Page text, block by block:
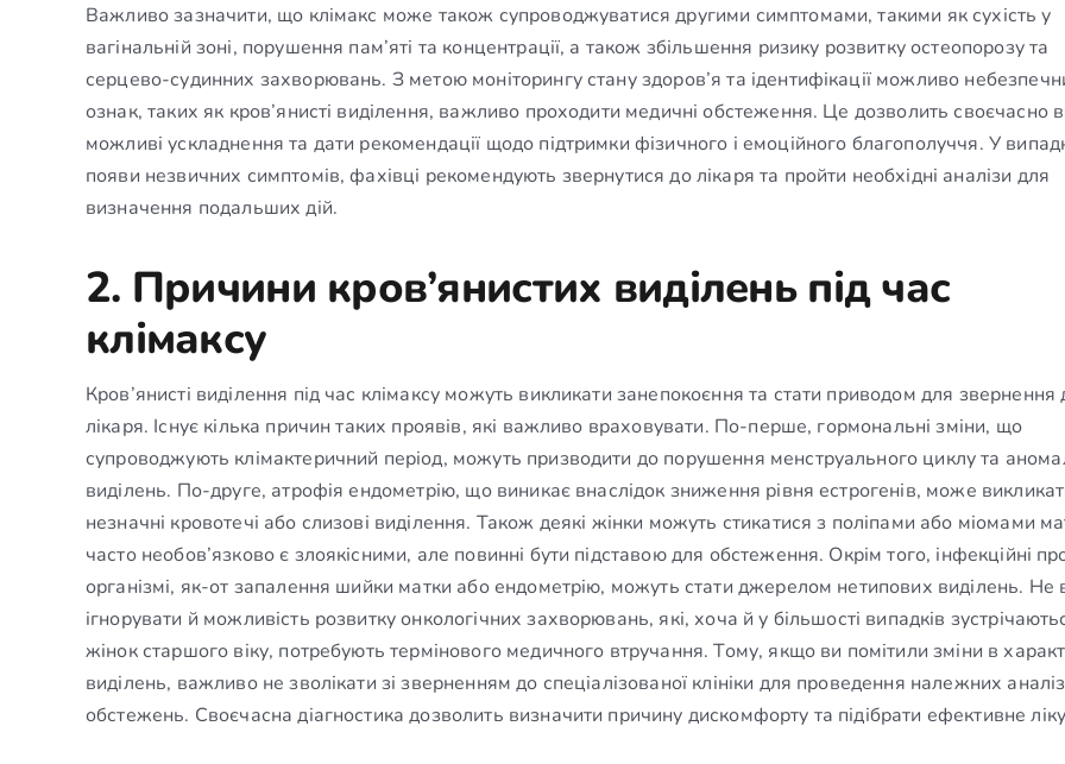
Важливо зазначити, що клімакс може також супроводжуватися другими симптомами, такими як сухість у
вагінальній зоні, порушення пам’яті та концентрації, а також збільшення ризику розвитку остеопорозу та
серцево-судинних захворювань. З метою моніторингу стану здоров’я та ідентифікації можливо
ознак, таких як кров’янисті виділення, важливо проходити медичні обстеження. Це дозволить своєчасно
можливі ускладнення та дати рекомендації щодо підтримки фізичного і емоційного благополуччя. У
появи незвичних симптомів, фахівці рекомендують звернутися до лікаря та пройти необхідні аналізи для
визначення подальших дій.
2. Причини кров’янистих виділень під час
клімаксу
Кров’янисті виділення під час клімаксу можуть викликати занепокоєння та стати приводом для звернення
лікаря. Існує кілька причин таких проявів, які важливо враховувати. По-перше, гормональні зміни, що
супроводжують клімактеричний період, можуть призводити до порушення менструального циклу та
виділень. По-друге, атрофія ендометрію, що виникає внаслідок зниження рівня естрогенів, може
незначні кровотечі або слизові виділення. Також деякі жінки можуть стикатися з поліпами або міомами
часто необов’язково є злоякісними, але повинні бути підставою для обстеження. Окрім того, інфекційні
організмі, як-от запалення шийки матки або ендометрію, можуть стати джерелом нетипових виділень. Не
ігнорувати й можливість розвитку онкологічних захворювань, які, хоча й у більшості випадків
жінок старшого віку, потребують термінового медичного втручання. Тому, якщо ви помітили зміни в
виділень, важливо не зволікати зі зверненням до спеціалізованої клініки для проведення належних
обстежень. Своєчасна діагностика дозволить визначити причину дискомфорту та підібрати ефективне